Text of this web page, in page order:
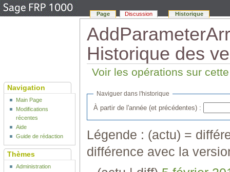
Historique des
Voir les opérations sur
Naviguer dans l'historique
À partir de l'année (et précédentes) :
Légende : (actu) =
différence avec la
Page Discussion Historique
Navigation
Main Page
Modifications
récentes
Aide
Guide de rédaction
Thèmes
Administration